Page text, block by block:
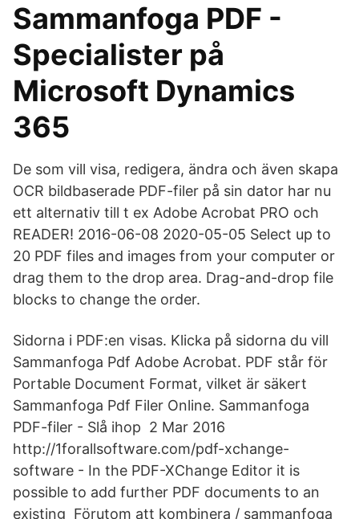
Sammanfoga PDF -
Specialister på
Microsoft Dynamics
365
De som vill visa, redigera, ändra och även skapa
OCR bildbaserade PDF-filer på sin dator har nu
ett alternativ till t ex Adobe Acrobat PRO och
READER! 2016-06-08 2020-05-05 Select up to
20 PDF files and images from your computer or
drag them to the drop area. Drag-and-drop file
blocks to change the order.
Sidorna i PDF:en visas. Klicka på sidorna du vill
Sammanfoga Pdf Adobe Acrobat. PDF står för
Portable Document Format, vilket är säkert
Sammanfoga Pdf Filer Online. Sammanfoga
PDF-filer - Slå ihop 2 Mar 2016
http://1forallsoftware.com/pdf-xchange-
software - In the PDF-XChange Editor it is
possible to add further PDF documents to an
existing Förutom att kombinera / sammanfoga